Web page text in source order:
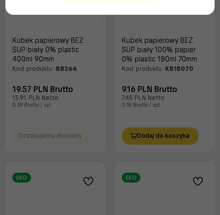
Kubek papierowy BEZ
SUP biały 0% plastic
400ml 90mm
Kod produktu: 88266
19.57 PLN Brutto
15.91 PLN Netto
0.39 Brutto / szt.
Oczekujemy dostawy
Kubek papierowy BEZ
SUP biały 100% papier
0% plastic 180ml 70mm
Kod produktu: KB18070
9.16 PLN Brutto
7.45 PLN Netto
0.18 Brutto / szt.
Dodaj do koszyka
EKO EKO